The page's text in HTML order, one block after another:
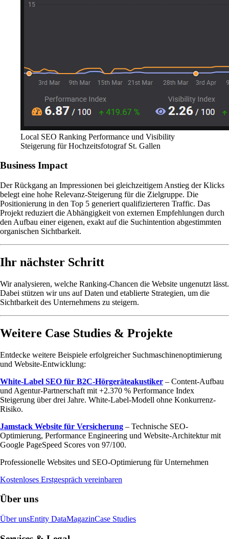
Local SEO Ranking Performance und Visibility
Steigerung für Hochzeitsfotograf St. Gallen
Business Impact
Der Rückgang an Impressionen bei gleichzeitigem Anstieg der Klicks
belegt eine hohe Relevanz-Steigerung für die Zielgruppe. Die
Positionierung in den Top 5 generiert qualifizierteren Traffic. Das
Projekt reduziert die Abhängigkeit von externen Empfehlungen durch
den Aufbau einer eigenen, exakt auf die Suchintention abgestimmten
organischen Sichtbarkeit.
Ihr nächster Schritt
Wir analysieren, welche Ranking-Chancen die Website ungenutzt lässt.
Dabei stützen wir uns auf Daten und etablierte Strategien, um die
Sichtbarkeit des Unternehmens zu steigern.
Weitere Case Studies & Projekte
Entdecke weitere Beispiele erfolgreicher Suchmaschinenoptimierung
und Website-Entwicklung:
White-Label SEO für B2C-Hörgeräteakustiker – Content-Aufbau
und Agentur-Partnerschaft mit +2.370 % Performance Index
Steigerung über drei Jahre. White-Label-Modell ohne Konkurrenz-
Risiko.
Jamstack Website für Versicherung – Technische SEO-
Optimierung, Performance Engineering und Website-Architektur mit
Google PageSpeed Scores von 97/100.
Professionelle Websites und SEO-Optimierung für Unternehmen
Kostenloses Erstgespräch vereinbaren
Über uns
Über unsEntity DataMagazinCase Studies